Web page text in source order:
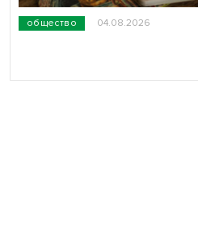
общество 04.08.2026